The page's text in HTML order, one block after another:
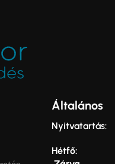
Általános
Nyitvatartás:
Hétfő: